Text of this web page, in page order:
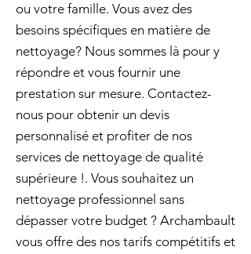
ou votre famille. Vous avez des
besoins spécifiques en matière de
nettoyage? Nous sommes là pour y
répondre et vous fournir une
prestation sur mesure. Contactez-
nous pour obtenir un devis
personnalisé et profiter de nos
services de nettoyage de qualité
supérieure !. Vous souhaitez un
nettoyage professionnel sans
dépasser votre budget ? Archambault
vous offre des nos tarifs compétitifs et